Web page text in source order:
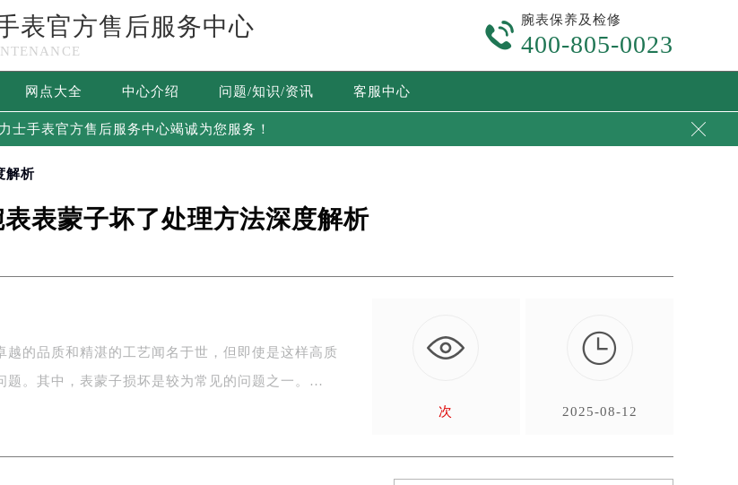
表官方售后服务中心 
腕表保养及检修
400-805-0023
网点大全 中心介绍 问题/知识/资讯 客服中心
士手表官方售后服务中心竭诚为您服务！ 
解析
表蒙子坏了处理方法深度解析
越的品质和精湛的工艺闻名于世，但即使是这样高质
题。其中，表蒙子损坏是较为常见的问题之一。…
次

2025-08-12